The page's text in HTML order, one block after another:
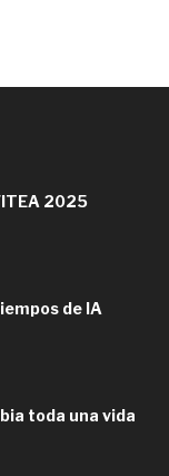
2025
de IA
toda una vida